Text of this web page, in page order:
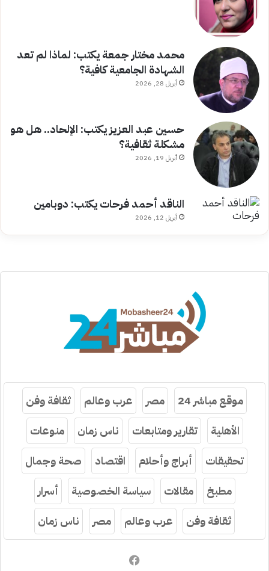
محمد مختار جمعة يكتب: لماذا لم تعد
الشهادة الجامعية كافية؟
أبريل 28, 2026
حسين عبد العزيز يكتب: الإلحاد.. هل هو
مشكلة ثقافية؟
أبريل 19, 2026
الناقد أحمد فرحات يكتب: دوبامين
أبريل 12, 2026
موقع مباشر 24 مصر عرب وعالم
ثقافة وفن
الأهلية
تقارير ومتابعات ناس زمان
منوعات
تحقيقات
أبراج وأحلام اقتصاد
صحة وجمال
مطبخ
مقالات سياسة الخصوصية
أسرار
ثقافة وفن
عرب وعالم مصر ناس زمان
فيسبوك